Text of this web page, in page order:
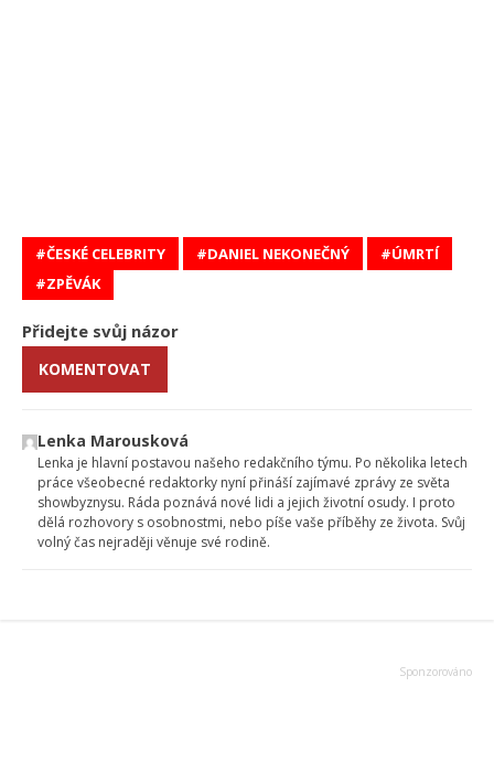
ČESKÉ CELEBRITY DANIEL NEKONEČNÝ
ÚMRTÍ
ZPĚVÁK
Přidejte svůj názor
KOMENTOVAT
Lenka Marousková
Lenka je hlavní postavou našeho redakčního týmu. Po několika letech
práce všeobecné redaktorky nyní přináší zajímavé zprávy ze světa
showbyznysu. Ráda poznává nové lidi a jejich životní osudy. I proto
dělá rozhovory s osobnostmi, nebo píše vaše příběhy ze života. Svůj
volný čas nejraději věnuje své rodině.